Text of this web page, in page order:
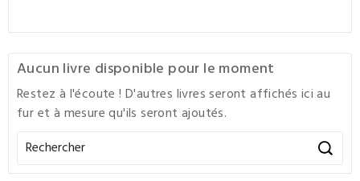
Aucun livre disponible pour le moment
Restez à l'écoute ! D'autres livres seront affichés ici au
fur et à mesure qu'ils seront ajoutés.